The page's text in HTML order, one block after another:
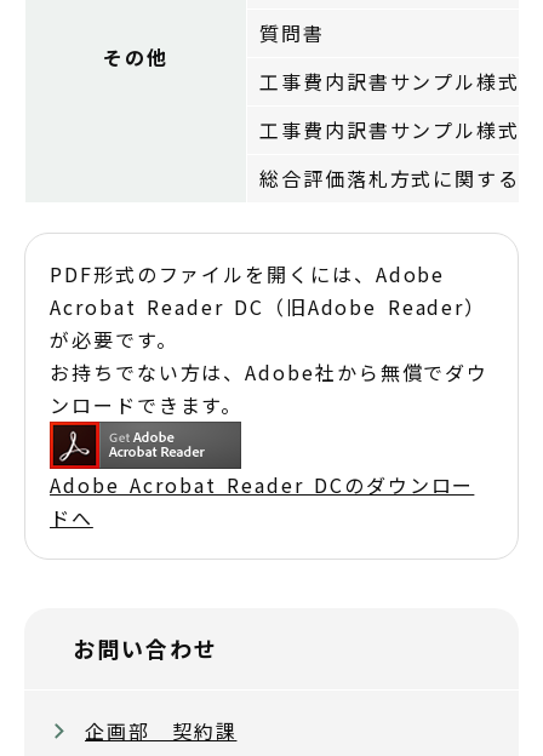
その他
質問書
工事費内訳書サンプル様式
工事費内訳書サンプル様式
総合評価落札方式に関する
PDF形式のファイルを開くには、Adobe
Acrobat Reader DC（旧Adobe Reader）
が必要です。
お持ちでない方は、Adobe社から無償でダウ
ンロードできます。
Adobe Acrobat Reader DCのダウンロー
ドへ
お問い合わせ
企画部 契約課